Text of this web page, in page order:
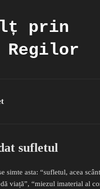
prin
Regilor
sufletul
simte asta: “sufletul, acea
viață”, “miezul imaterial al